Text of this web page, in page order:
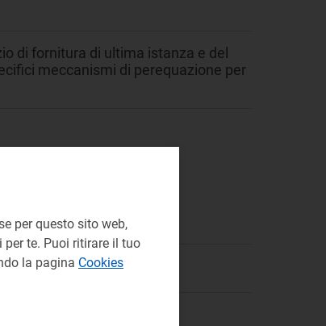
di fornitura di ultima istanza e del
meccanismi di perequazione per
per questo sito web,
te. Puoi ritirare il tuo
la pagina Cookies